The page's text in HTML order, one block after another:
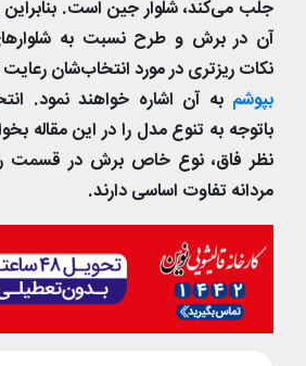
جلب می‌کند، شلوار جین است. بنابراین
آن در برش و طرح نسبت به
نکات ریزتری در مورد انتخاب‌شان رعایت
بپوشمبه آن اشاره خواهند نمود.
باتوجه به تنوع مدل را در این مقاله
نظر فاق، نوع خاص برش در قسمت
مردانه تفاوت اساسی دارند.